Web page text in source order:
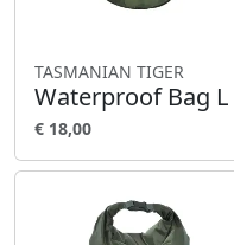
TASMANIAN TIGER
Waterproof Bag L
€ 18,00